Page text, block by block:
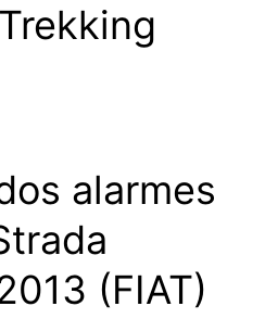
alarmes
(FIAT)